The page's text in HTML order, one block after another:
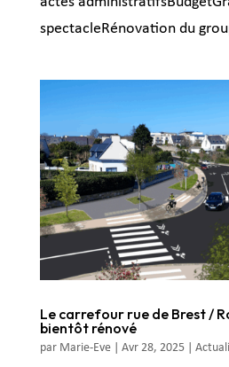
spectacleRénovation du
Le carrefour rue de Brest /
bientôt rénové
par Marie-Eve| Avr 28, 2025|